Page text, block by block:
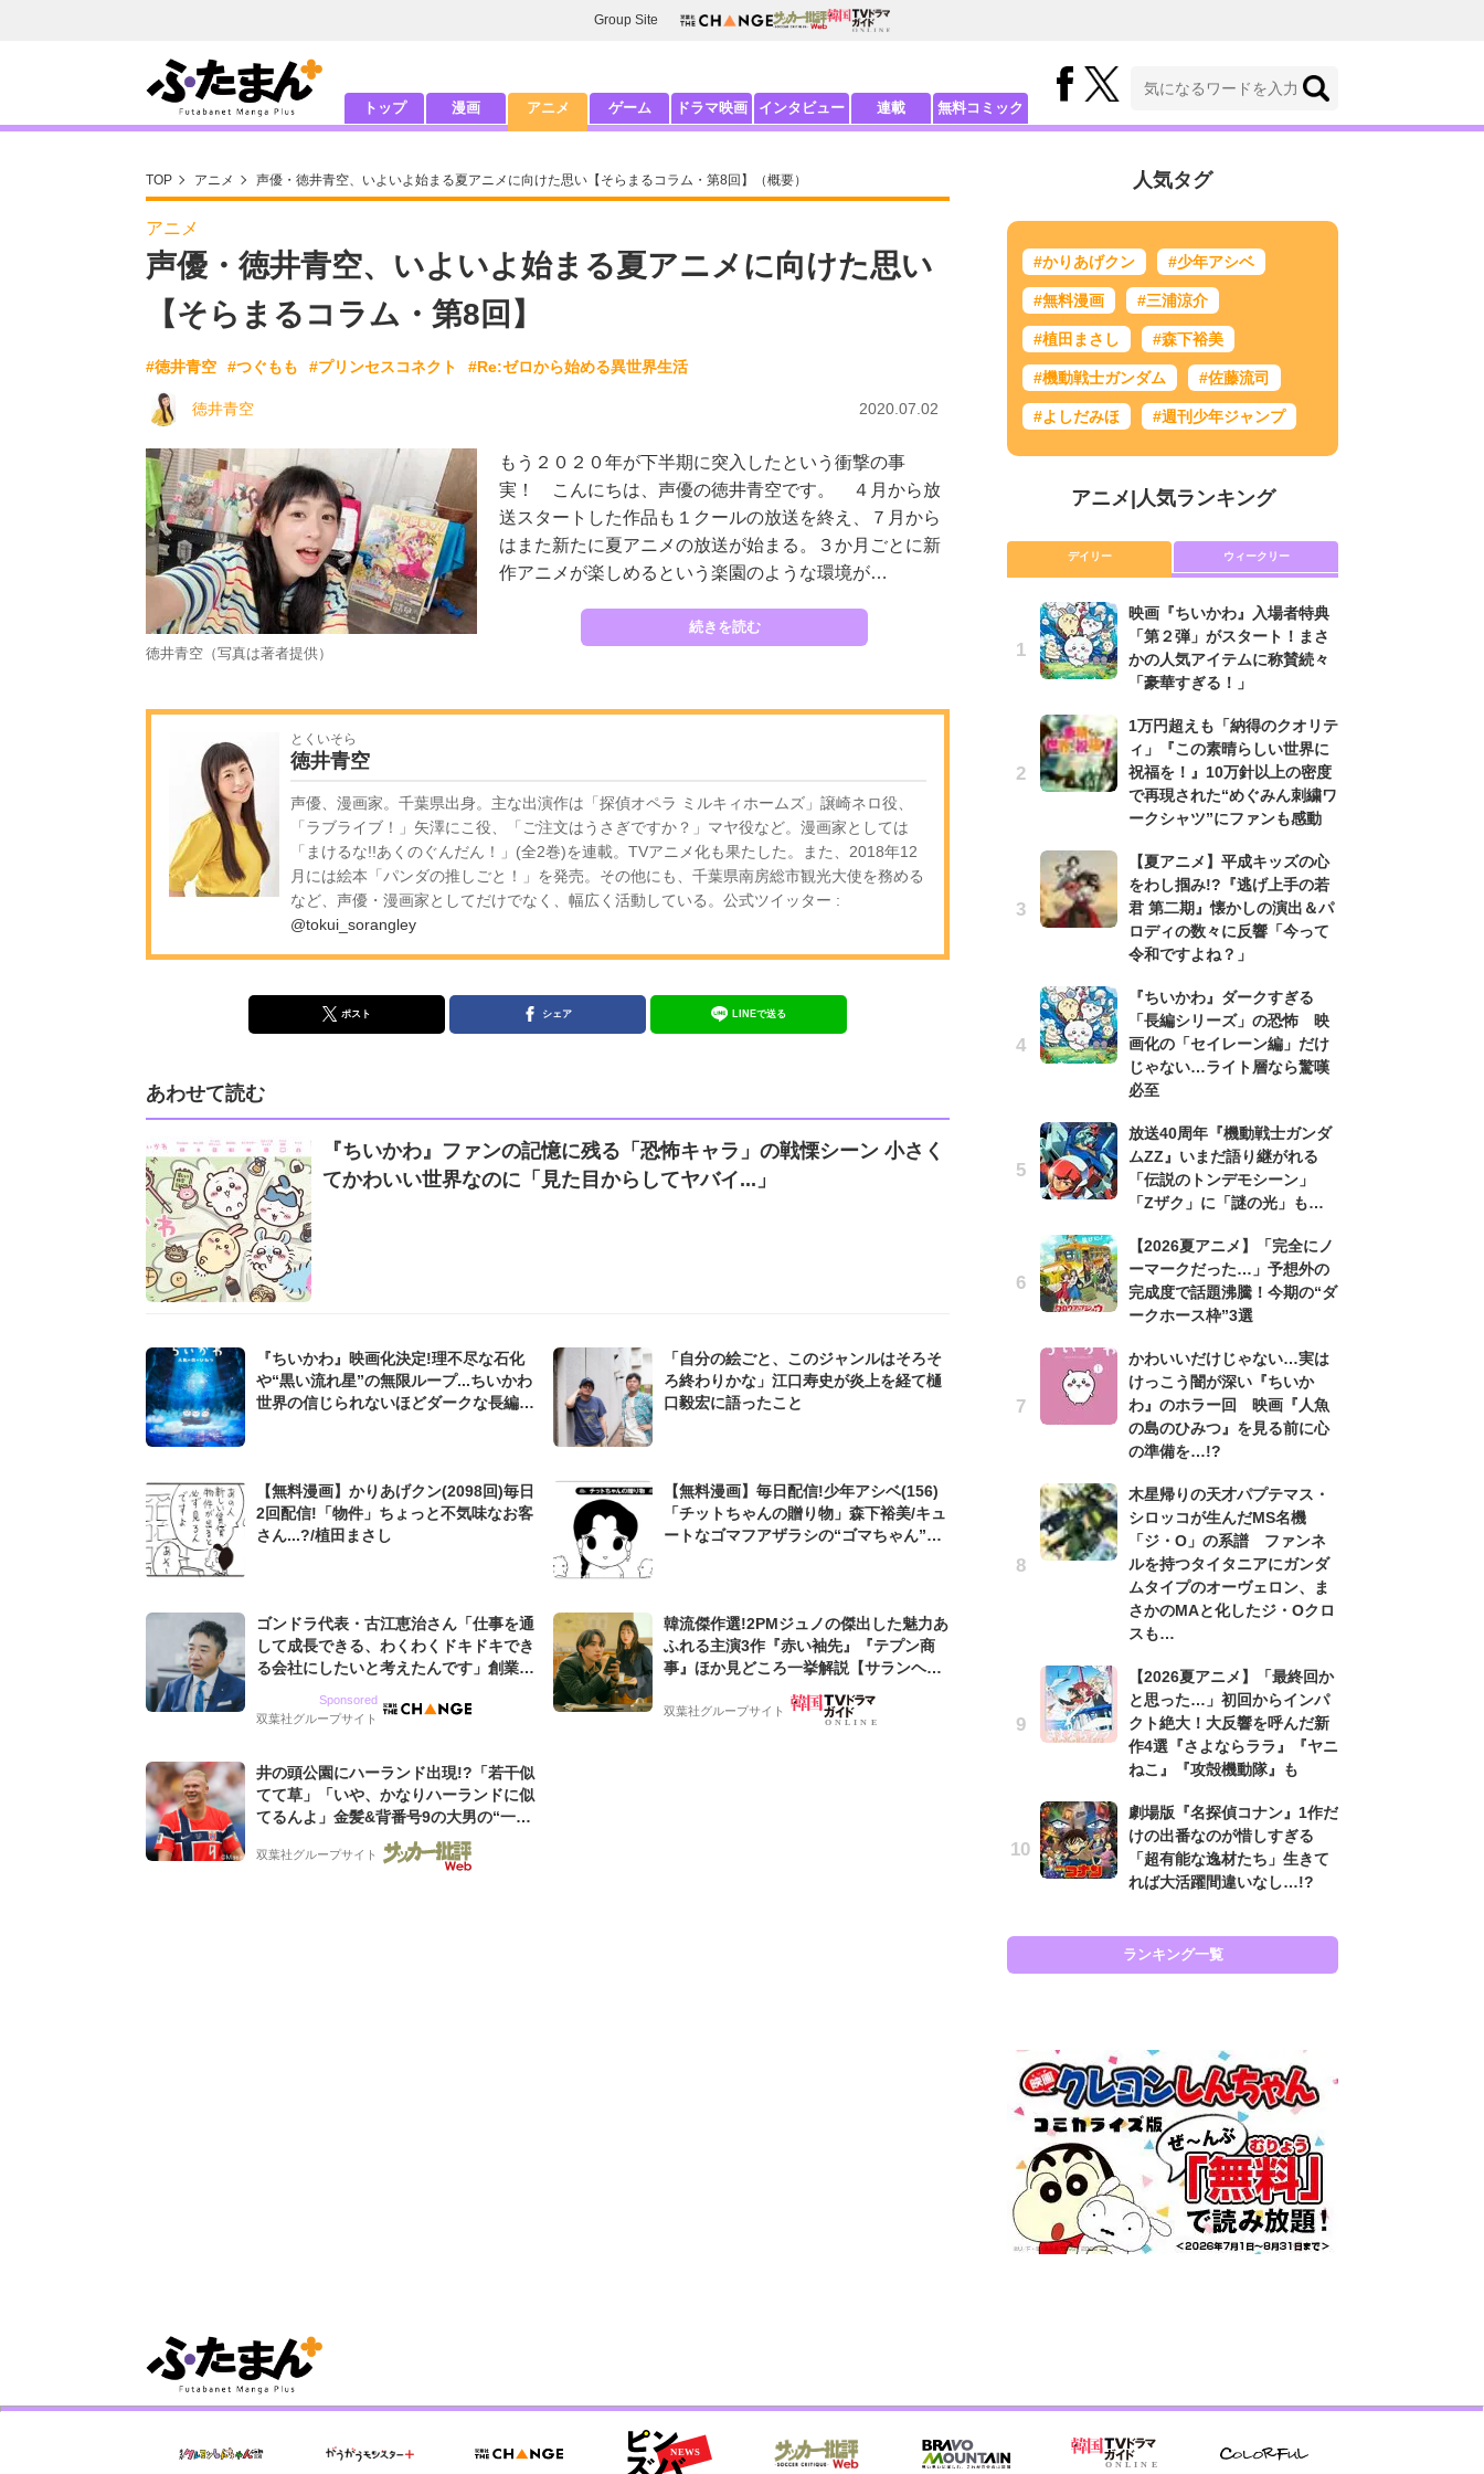
Group Site
トップ 漫画 アニメ ゲーム ドラマ映画 インタビュー 連載 無料コミック
TOP アニメ 声優・徳井青空、いよいよ始まる夏アニメに向けた思い【そらまるコラム・第8回】（概要）
アニメ
声優・徳井青空、いよいよ始まる夏アニメに向けた思い
【そらまるコラム・第8回】
#徳井青空 #つぐもも #プリンセスコネクト #Re:ゼロから始める異世界生活
徳井青空 2020.07.02
徳井青空（写真は著者提供）
もう２０２０年が下半期に突入したという衝撃の事
実！ こんにちは、声優の徳井青空です。 ４月から放
送スタートした作品も１クールの放送を終え、７月から
はまた新たに夏アニメの放送が始まる。３か月ごとに新
作アニメが楽しめるという楽園のような環境が…
続きを読む
とくいそら
徳井青空
声優、漫画家。千葉県出身。主な出演作は「探偵オペラ ミルキィホームズ」譲崎ネロ役、
「ラブライブ！」矢澤にこ役、「ご注文はうさぎですか？」マヤ役など。漫画家としては
「まけるな!!あくのぐんだん！」(全2巻)を連載。TVアニメ化も果たした。また、2018年12
月には絵本「パンダの推しごと！」を発売。その他にも、千葉県南房総市観光大使を務める
など、声優・漫画家としてだけでなく、幅広く活動している。公式ツイッター :
@tokui_sorangley
ポスト シェア LINEで送る
あわせて読む
『ちいかわ』ファンの記憶に残る「恐怖キャラ」の戦慄シーン 小さく
てかわいい世界なのに「見た目からしてヤバイ...」
『ちいかわ』映画化決定!理不尽な石化
や“黒い流れ星”の無限ループ...ちいかわ
世界の信じられないほどダークな長編シ
「自分の絵ごと、このジャンルはそろそ
ろ終わりかな」江口寿史が炎上を経て樋
口毅宏に語ったこと
【無料漫画】かりあげクン(2098回)毎日
2回配信!「物件」ちょっと不気味なお客
さん...?/植田まさし
【無料漫画】毎日配信!少年アシベ(156)
「チットちゃんの贈り物」森下裕美/キュ
ートなゴマフアザラシの“ゴマちゃん”を
ゴンドラ代表・古江恵治さん「仕事を通
して成長できる、わくわくドキドキでき
る会社にしたいと考えたんです」創業来
グ会社のアイデンティティ
Sponsored
双葉社グループサイト
韓流傑作選!2PMジュノの傑出した魅力あ
ふれる主演3作『赤い袖先』『テプン商
事』ほか見どころ一挙解説【サランヘジ
双葉社グループサイト
井の頭公園にハーランド出現!?「若干似
てて草」「いや、かなりハーランドに似
てるんよ」金髪&背番号9の大男の“一人
バイキング・ロー”映像が話題!「元気を
もらった」
双葉社グループサイト
人気タグ
#かりあげクン #少年アシベ
#無料漫画 #三浦涼介
#植田まさし #森下裕美
#機動戦士ガンダム #佐藤流司
#よしだみほ #週刊少年ジャンプ
アニメ| 人気ランキング
デイリー ウィークリー
映画『ちいかわ』入場者特典
「第２弾」がスタート！まさ
かの人気アイテムに称賛続々
「豪華すぎる！」
1万円超えも「納得のクオリテ
ィ」『この素晴らしい世界に
祝福を！』10万針以上の密度
で再現された“めぐみん刺繍ワ
ークシャツ”にファンも感動
【夏アニメ】平成キッズの心
をわし掴み!?『逃げ上手の若
君 第二期』懐かしの演出＆パ
ロディの数々に反響「今って
令和ですよね？」
『ちいかわ』ダークすぎる
「長編シリーズ」の恐怖 映
画化の「セイレーン編」だけ
じゃない…ライト層なら驚嘆
必至
放送40周年『機動戦士ガンダ
ムZZ』いまだ語り継がれる
「伝説のトンデモシーン」
「Zザク」に「謎の光」も…
【2026夏アニメ】「完全にノ
ーマークだった…」予想外の
完成度で話題沸騰！今期の“ダ
ークホース枠”3選
かわいいだけじゃない…実は
けっこう闇が深い『ちいか
わ』のホラー回 映画『人魚
の島のひみつ』を見る前に心
の準備を…!?
木星帰りの天才パプテマス・
シロッコが生んだMS名機
「ジ・O」の系譜 ファンネ
ルを持つタイタニアにガンダ
ムタイプのオーヴェロン、ま
さかのMAと化したジ・Oクロ
スも…
【2026夏アニメ】「最終回か
と思った…」初回からインパ
クト絶大！大反響を呼んだ新
作4選『さよならララ』『ヤニ
ねこ』『攻殻機動隊』も
劇場版『名探偵コナン』1作だ
けの出番なのが惜しすぎる
「超有能な逸材たち」生きて
れば大活躍間違いなし…!?
ランキング一覧